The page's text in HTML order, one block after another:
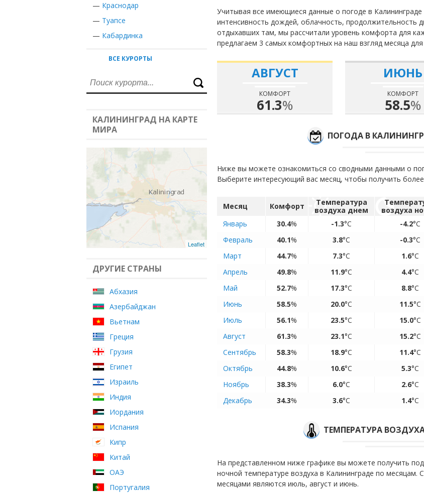
— Краснодар
— Туапсе
— Кабардинка
ВСЕ КУРОРТЫ
КАЛИНИНГРАД НА КАРТЕ
МИРА
Leaflet
ДРУГИЕ СТРАНЫ
Абхазия
Азербайджан
Вьетнам
Греция
Грузия
Египет
Израиль
Индия
Иордания
Испания
Кипр
Китай
ОАЭ
Португалия
Учитывая все имеющиеся данные о погоде в
интенсивность дождей, облачность, продолжительность
отдыхавших там, мы рассчитали уровень комфорта для
предлагаем 3 самых комфортных на наш взгляд месяца
АВГУСТ
КОМФОРТ
61.3%
ИЮНЬ
КОМФОРТ
58.5%
ПОГОДА В
Ниже вы можете ознакомиться со сводными данными о
Выберите интересующий вас месяц, чтобы получить
Месяц Комфорт
Температура
воздуха днем
воздуха
Январь
30.4% -1.3°C -4.2°C
Февраль
40.1% 3.8°C -0.3°C
Март
44.7% 7.3°C 1.6°C
Апрель
49.8% 11.9°C 4.4°C
Май
52.7% 17.3°C 8.8°C
Июнь
58.5% 20.0°C 11.5°C
Июль
56.1% 23.5°C 15.0°C
Август
61.3% 23.1°C 15.2°C
Сентябрь
58.3% 18.9°C 11.4°C
Октябрь
44.8% 10.6°C 5.3°C
Ноябрь
38.3% 6.0°C 2.6°C
Декабрь
34.3% 3.6°C 1.4°C
ТЕМПЕРАТУРА
На представленном ниже графике вы можете получить
ночной температуре воздуха в Калининграде по
месяцами являются июль, август и июнь.